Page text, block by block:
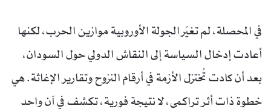
في المحصلة، لم تغيّر الجولة الأوروبية موازين الحرب، لكنها
أعادت إدخال السياسة إلى النقاش الدولي حول السودان،
بعد أن كادت تُختزل الأزمة في أرقام النزوح وتقارير الإغاثة. هي
خطوة ذات أثر تراكمي، لا نتيجة فورية، تكشف في آن واحد